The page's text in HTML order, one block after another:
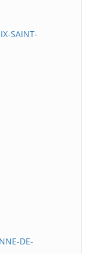
SAINT-
DE-